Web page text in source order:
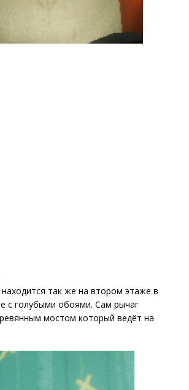
так же на втором этаже в
с голубыми обоями. Сам рычаг
мостом который ведёт на